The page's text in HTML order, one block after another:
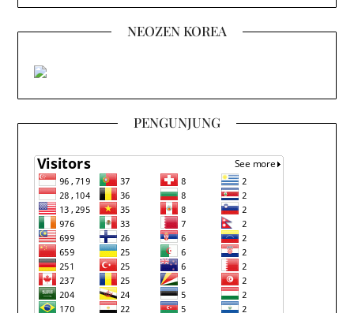
NEOZEN KOREA
PENGUNJUNG